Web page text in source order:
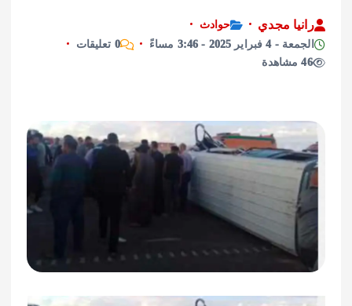
مجدي
حوادث
2025 - 3:46 مساءً
0 تعليقات